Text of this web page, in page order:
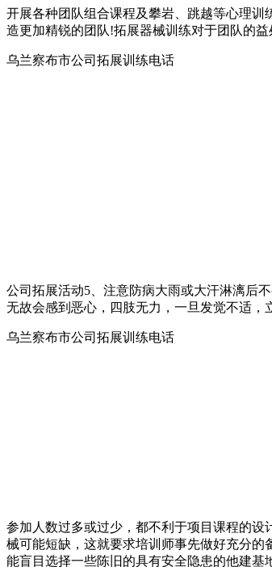
开展各种团队组合课程及攀岩、跳越等心理
造更加精锐的团队!拓展器械训练对于团队的
乌兰察布市公司拓展训练电话
公司拓展活动5、注意防病大雨或大汗淋漓后
无故会感到恶心，四肢无力，一旦发觉不适，
乌兰察布市公司拓展训练电话
参加人数过多或过少，都不利于项目课程的
械可能短缺，这就要求培训师事先做好充分
能盲目选择一些陈旧的具有安全隐患的他建基